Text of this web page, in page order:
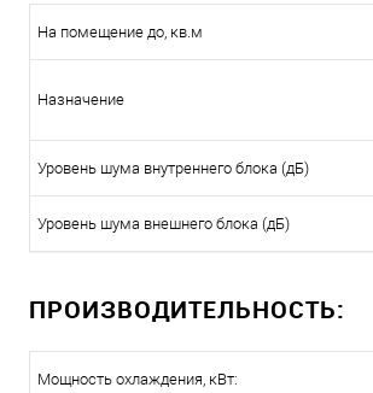
На помещение до, кв.м
Назначение
Уровень шума внутреннего блока (дБ)
Уровень шума внешнего блока (дБ)
ПРОИЗВОДИТЕЛЬНОСТЬ:
Мощность охлаждения, кВт: